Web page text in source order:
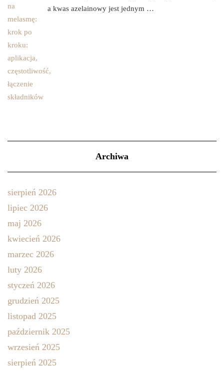
a kwas azelainowy jest jednym …
Archiwa
sierpień 2026
lipiec 2026
maj 2026
kwiecień 2026
marzec 2026
luty 2026
styczeń 2026
grudzień 2025
listopad 2025
październik 2025
wrzesień 2025
sierpień 2025